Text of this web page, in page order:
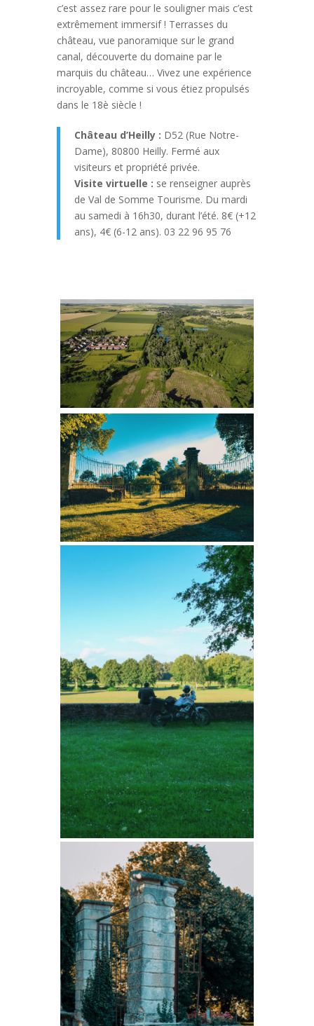
c’est assez rare pour le souligner mais c’est
extrêmement immersif ! Terrasses du
château, vue panoramique sur le grand
canal, découverte du domaine par le
marquis du château… Vivez une expérience
incroyable, comme si vous étiez propulsés
dans le 18è siècle !
Château d’Heilly : D52 (Rue Notre-
Dame), 80800 Heilly. Fermé aux
visiteurs et propriété privée.
Visite virtuelle : se renseigner auprès
de Val de Somme Tourisme. Du mardi
au samedi à 16h30, durant l’été. 8€ (+12
ans), 4€ (6-12 ans). 03 22 96 95 76